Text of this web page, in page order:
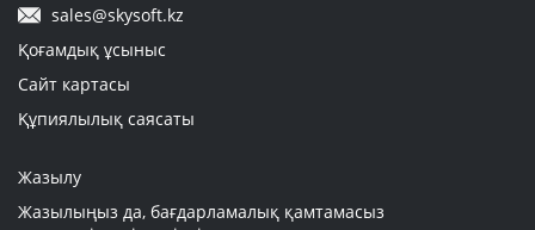
банк арқылы есеп айырысу шарттары бойынша
ашылған банктік картаны пайдалануға бола ма?
6. Тауарлар қалай төленеді?
sales@skysoft.kz
Қоғамдық ұсыныс
Сайт картасы
Құпиялылық саясаты
Жазылу
Жазылыңыз да, бағдарламалық қамтамасыз